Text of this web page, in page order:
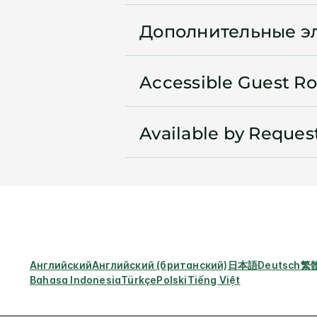
Дополнительные
Accessible Guest
Available by
АнглийскийАнглийский (британский) 日本語Deutsch繁
Bahasa IndonesiaTürkçePolskiTiếng Việt